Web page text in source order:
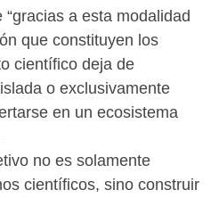
a esta modalidad
que constituyen los
científico deja de
o exclusivamente
en un ecosistema
no es solamente
científicos, sino construir